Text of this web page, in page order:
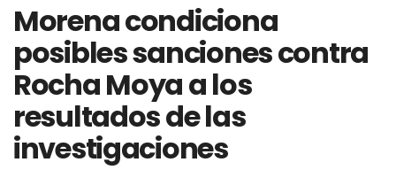
Morena condiciona
posibles sanciones contra
Rocha Moya a los
resultados de las
investigaciones